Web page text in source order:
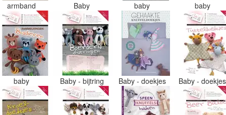
armband Baby baby baby
baby Baby - bijtring Baby - doekjes Baby -